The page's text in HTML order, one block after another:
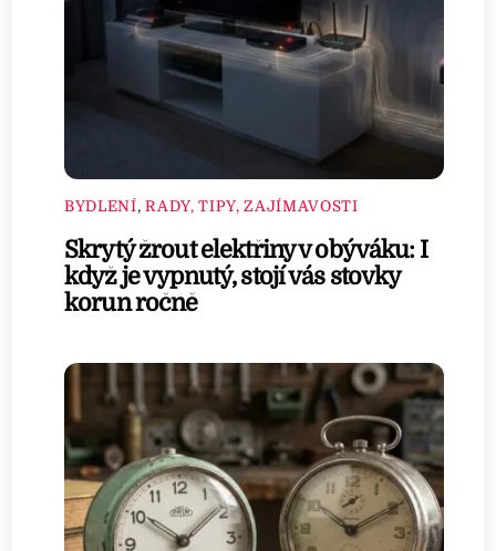
BYDLENÍ,RADY, TIPY, ZAJÍMAVOSTI
Skrytý žrout elektřiny v obýváku: I
když je vypnutý, stojí vás stovky
korun ročně